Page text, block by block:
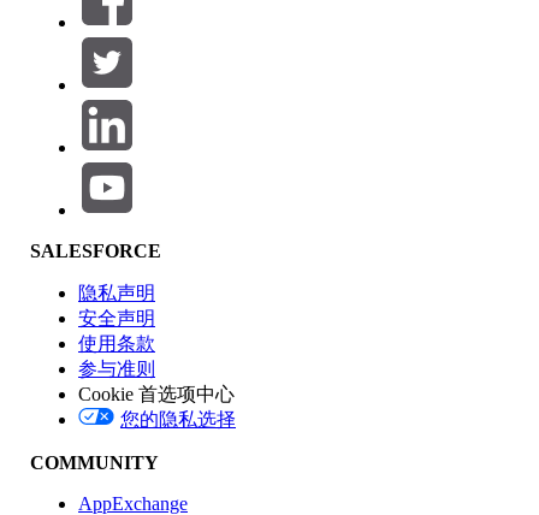
筛选器 (0)
选择筛选器
产品区域
功能影响
版本
SALESFORCE
隐私声明
安全声明
使用条款
参与准则
Cookie 首选项中心
您的隐私选择
COMMUNITY
AppExchange